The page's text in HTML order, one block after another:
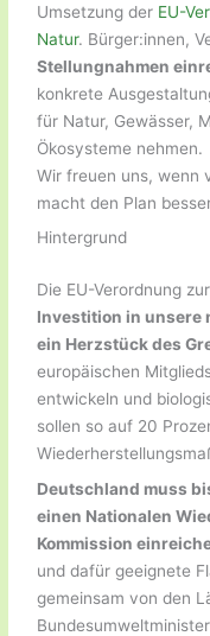
Umsetzung der EU-
Natur. Bürger:innen,
Stellungnahmen
konkrete
für Natur, Gewässer,
Ökosysteme nehmen.
Wir freuen uns, wenn
macht den Plan
Hintergrund
Die EU-Verordnung
Investition in unsere
ein Herzstück des
europäischen
entwickeln und
sollen so auf 20
Deutschland muss
einen Nationalen
Kommission
und dafür geeignete
gemeinsam von den